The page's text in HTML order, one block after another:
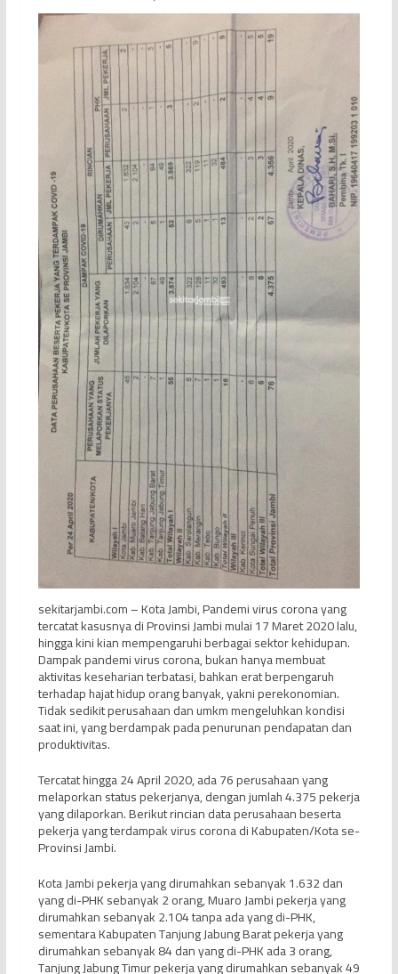
sekitarjambi.com – Kota Jambi, Pandemi virus corona yang
tercatat kasusnya di Provinsi Jambi mulai 17 Maret 2020 lalu,
hingga kini kian mempengaruhi berbagai sektor kehidupan.
Dampak pandemi virus corona, bukan hanya membuat
aktivitas keseharian terbatasi, bahkan erat berpengaruh
terhadap hajat hidup orang banyak, yakni perekonomian.
Tidak sedikit perusahaan dan umkm mengeluhkan kondisi
saat ini, yang berdampak pada penurunan pendapatan dan
produktivitas.
Tercatat hingga 24 April 2020, ada 76 perusahaan yang
melaporkan status pekerjanya, dengan jumlah 4.375 pekerja
yang dilaporkan. Berikut rincian data perusahaan beserta
pekerja yang terdampak virus corona di Kabupaten/Kota se-
Provinsi Jambi.
Kota Jambi pekerja yang dirumahkan sebanyak 1.632 dan
yang di-PHK sebanyak 2 orang, Muaro Jambi pekerja yang
dirumahkan sebanyak 2.104 tanpa ada yang di-PHK,
sementara Kabupaten Tanjung Jabung Barat pekerja yang
dirumahkan sebanyak 84 dan yang di-PHK ada 3 orang,
Tanjung Jabung Timur pekerja yang dirumahkan sebanyak 49